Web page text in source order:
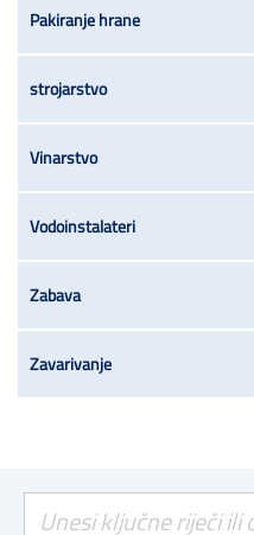
Pakiranje hrane
strojarstvo
Vinarstvo
Vodoinstalateri
Zabava
Zavarivanje